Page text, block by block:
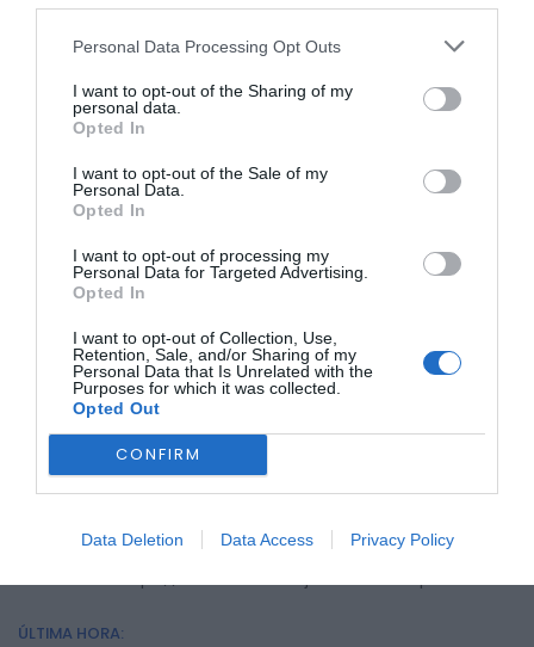
Personal Data Processing Opt Outs
I want to opt-out of the Sharing of my
personal data.
Opted In
I want to opt-out of the Sale of my
Personal Data.
Opted In
I want to opt-out of processing my
Personal Data for Targeted Advertising.
Opted In
I want to opt-out of Collection, Use,
Retention, Sale, and/or Sharing of my
Personal Data that Is Unrelated with the
Purposes for which it was collected.
Opted Out
CONFIRM
Data Deletion Data Access Privacy Policy
As Tílias,Cantinho dos Grelhados,Cascata Com.Paixão
Fundão), bem como oFiado Restaurante
(Janeiro de
Cima),Papas e Migas
Casa Cunha Leal
Restaurante (Alcaide),
No que toca à doçaria, as pastelariasArte e Doce,A
Formiga,Flor do FundãoeAlmma(no Fundão) e a
Que Pão(Silvares) oferecem as suas criações. Para uma
bebida refrescante ao final da tarde, os bares aderentes
Bar Casa Cunha Leal
da Eira(Telhado) eO Espanhol
estabelecimento e obter todas as informações sobre o
festival, o município disponibilizou o website oficial do
ÚLTIMA HORA: